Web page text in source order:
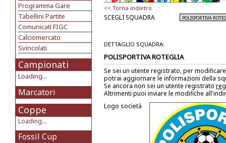
Programma Gare
Tabellini Partite
Comunicati FIGC
Calciomercato
Svincolati
Campionati
Loading...
Marcatori
Coppe
Loading...
Fossil Cup
<< Torna indietro
SCEGLI SQUADRA
DETTAGLIO SQUADRA:
POLISPORTIVA ROTEGLIA
Se sei un utente registrato, per
potrai aggiornare le informazioni della
Se ancora non sei un utente registrato
Altrimenti puoi inviare le modifiche
Logo società